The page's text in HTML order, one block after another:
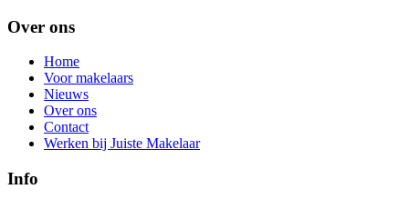
Over ons
Home
Voor makelaars
Nieuws
Over ons
Contact
Werken bij Juiste Makelaar
Info